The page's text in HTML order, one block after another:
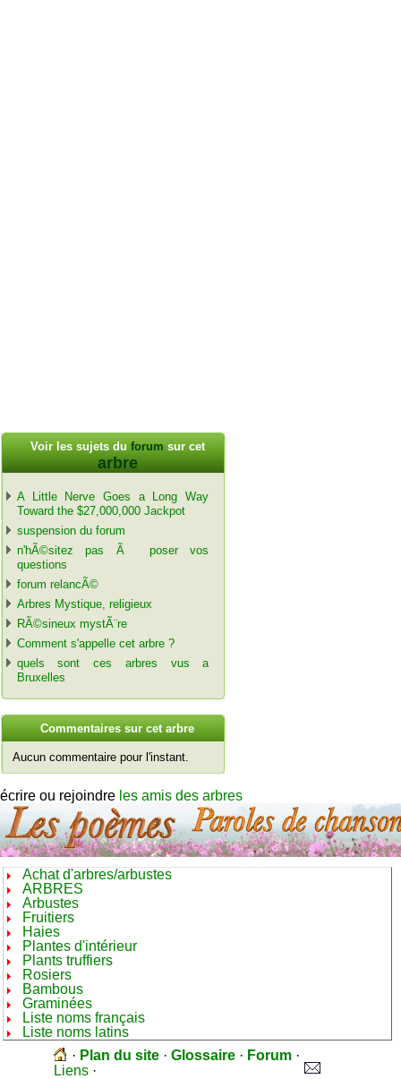
Voir les sujets du forum sur cet
arbre
A Little Nerve Goes a Long Way
Toward the $27,000,000 Jackpot
suspension du forum
n'hÃ©sitez pas Ã poser vos
questions
forum relancÃ©
Arbres Mystique, religieux
RÃ©sineux mystÃ¨re
Comment s'appelle cet arbre ?
quels sont ces arbres vus a
Bruxelles
Commentaires sur cet arbre
Aucun commentaire pour l'instant.
écrire ou rejoindre les amis des arbres
Achat d'arbres/arbustes
ARBRES
Arbustes
Fruitiers
Haies
Plantes d'intérieur
Plants truffiers
Rosiers
Bambous
Graminées
Liste noms français
Liste noms latins
· Plan du site · Glossaire · Forum ·
Liens ·